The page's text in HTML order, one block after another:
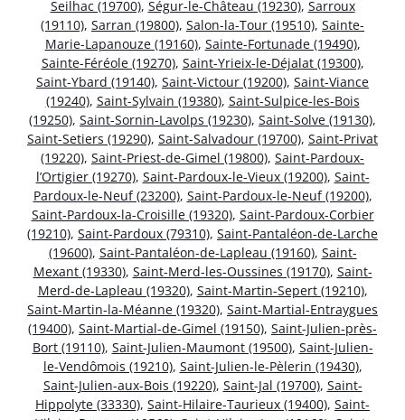
Seilhac (19700), Ségur-le-Château (19230), Sarroux
(19110), Sarran (19800), Salon-la-Tour (19510), Sainte-
Marie-Lapanouze (19160), Sainte-Fortunade (19490),
Sainte-Féréole (19270), Saint-Yrieix-le-Déjalat (19300),
Saint-Ybard (19140), Saint-Victour (19200), Saint-Viance
(19240), Saint-Sylvain (19380), Saint-Sulpice-les-Bois
(19250), Saint-Sornin-Lavolps (19230), Saint-Solve (19130),
Saint-Setiers (19290), Saint-Salvadour (19700), Saint-Privat
(19220), Saint-Priest-de-Gimel (19800), Saint-Pardoux-
l’Ortigier (19270), Saint-Pardoux-le-Vieux (19200), Saint-
Pardoux-le-Neuf (23200), Saint-Pardoux-le-Neuf (19200),
Saint-Pardoux-la-Croisille (19320), Saint-Pardoux-Corbier
(19210), Saint-Pardoux (79310), Saint-Pantaléon-de-Larche
(19600), Saint-Pantaléon-de-Lapleau (19160), Saint-
Mexant (19330), Saint-Merd-les-Oussines (19170), Saint-
Merd-de-Lapleau (19320), Saint-Martin-Sepert (19210),
Saint-Martin-la-Méanne (19320), Saint-Martial-Entraygues
(19400), Saint-Martial-de-Gimel (19150), Saint-Julien-près-
Bort (19110), Saint-Julien-Maumont (19500), Saint-Julien-
le-Vendômois (19210), Saint-Julien-le-Pèlerin (19430),
Saint-Julien-aux-Bois (19220), Saint-Jal (19700), Saint-
Hippolyte (33330), Saint-Hilaire-Taurieux (19400), Saint-